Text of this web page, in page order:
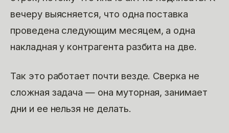
вечеру выясняется, что одна поставка
проведена следующим месяцем, а одна
накладная у контрагента разбита на две.
Так это работает почти везде. Сверка не
сложная задача — она муторная, занимает
дни и ее нельзя не делать.